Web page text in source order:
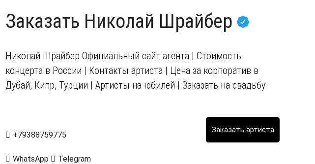
Заказать Николай Шрайбер
Николай Шрайбер Официальный сайт агента | Стоимость
концерта в России | Контакты артиста | Цена за корпоратив в
Дубай, Кипр, Турции | Артисты на юбилей | Заказать на свадьбу
+79388759775
WhatsApp Telegram